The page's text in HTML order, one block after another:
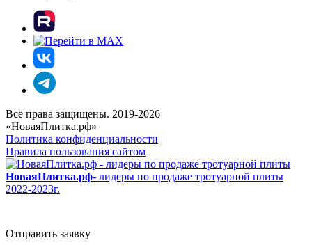
Все права защищены. 2019-2026
«НоваяПлитка.рф»
Политика конфиденциальности
Правила пользования сайтом
НоваяПлитка.рф- лидеры по продаже тротуарной плиты
2022-2023г.
Отправить заявку